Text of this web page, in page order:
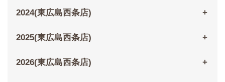
2024(東広島西条店)
2025(東広島西条店)
2026(東広島西条店)